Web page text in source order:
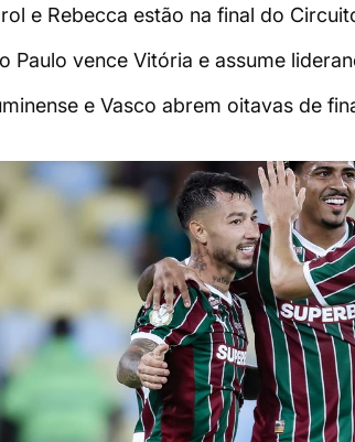
e Rebecca estão na final do
Paulo vence Vitória e assume
e Vasco abrem oitavas de